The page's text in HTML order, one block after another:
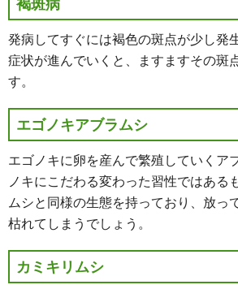
発病してすぐには褐色の斑点が少し発
症状が進んでいくと、ますますその斑
す。
エゴノキアブラムシ
エゴノキに卵を産んで繁殖していくア
ノキにこだわる変わった習性ではある
ムシと同様の生態を持っており、放っ
枯れてしまうでしょう。
カミキリムシ